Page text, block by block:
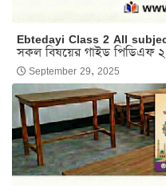
Ebtedayi Class 2 All
সকল বিষয়ের গাইড পিডিএফ
September 29, 2025